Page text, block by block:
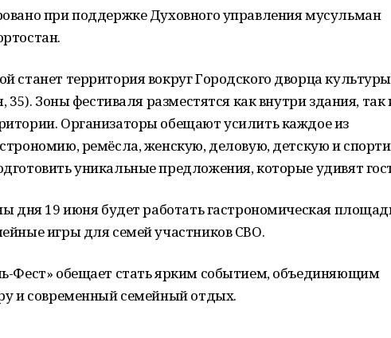
при поддержке Духовного управления мусульман
станет территория вокруг Городского дворца культуры
35). Зоны фестиваля разместятся как внутри здания, так
Организаторы обещают усилить каждое из
ремёсла, женскую, деловую, детскую и
уникальные предложения, которые удивят
дня 19 июня будет работать гастрономическая
игры для семей участников СВО.
Фест» обещает стать ярким событием, объединяющим
и современный семейный отдых.